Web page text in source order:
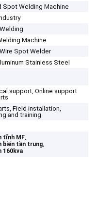
Spot Welding Machine
Machine
Spot Welder
Stainless Steel
support, Online support
Field installation,
and training
tĩnh MF,
biến tần trung,
160kva